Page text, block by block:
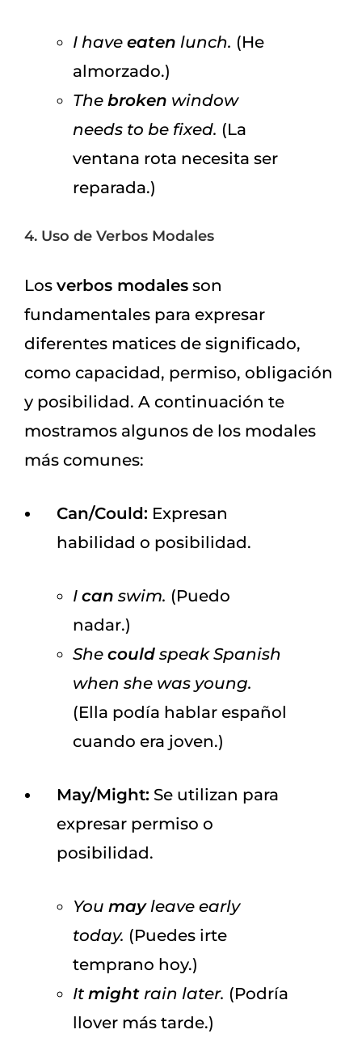
I have eaten lunch. (He
almorzado.)
The broken window
needs to be fixed. (La
ventana rota necesita ser
reparada.)
4. Uso de Verbos Modales
Los verbos modales son
fundamentales para expresar
diferentes matices de significado,
como capacidad, permiso, obligación
y posibilidad. A continuación te
mostramos algunos de los modales
más comunes:
Can/Could: Expresan
habilidad o posibilidad.
I can swim. (Puedo
nadar.)
She could speak Spanish
when she was young.
(Ella podía hablar español
cuando era joven.)
May/Might: Se utilizan para
expresar permiso o
posibilidad.
You mayleave early
today. (Puedes irte
temprano hoy.)
It might rain later. (Podría
llover más tarde.)